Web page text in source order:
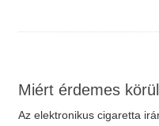
Miért érdemes
Az elektronikus cigaretta